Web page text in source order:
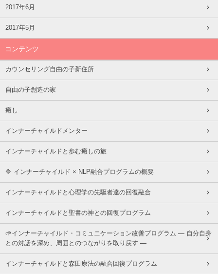
2017年6月
2017年5月
コンテンツ
カウンセリング自由の子新住所
自由の子創造の家
癒し
インナーチャイルドメンター
インナーチャイルドと歩む癒しの旅
🔷 インナーチャイルド × NLP融合プログラムの概要
インナーチャイルドと心理学の先駆者達の回復融合
インナーチャイルドと聖書の神との回復プログラム
🌱インナーチャイルド・コミュニケーション改善プログラム ― 自分自身
との対話を深め、周囲とのつながりを取り戻す ―
インナーチャイルドと森田療法の融合回復プログラム